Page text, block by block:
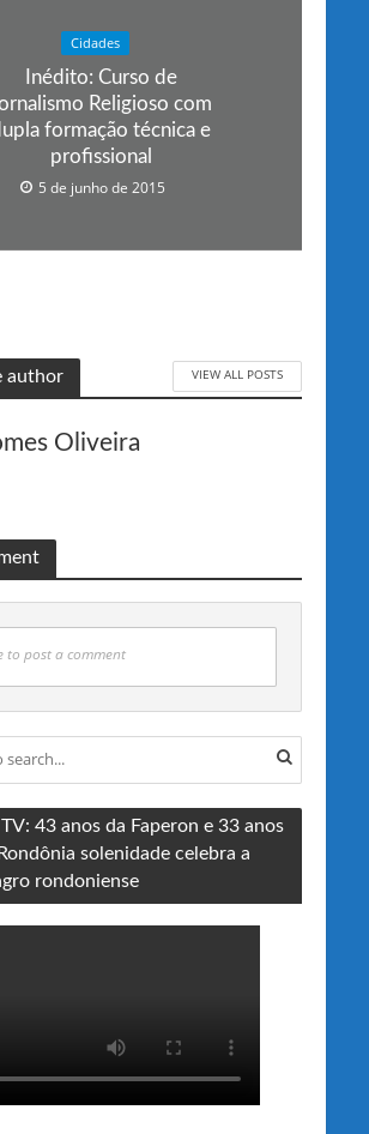
Cidades
Inédito: Curso de
Religioso com
formação técnica e
profissional
5 de junho de 2015
author VIEW ALL POSTS
Oliveira
to post a comment
43 anos da Faperon e 33 anos
solenidade celebra a
rondoniense